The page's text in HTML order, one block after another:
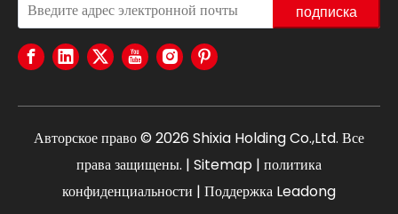
подписка
Авторское право © 2026 Shixia Holding Co.,Ltd. Все
права защищены. | Sitemap | политика
конфиденциальности | Поддержка Leadong